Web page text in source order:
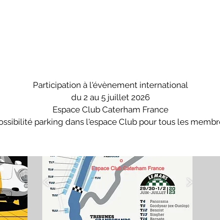
Participation à l'évènement international
du 2 au 5 juillet 2026
Espace Club Caterham France
parking dans l'espace Club pour tous les